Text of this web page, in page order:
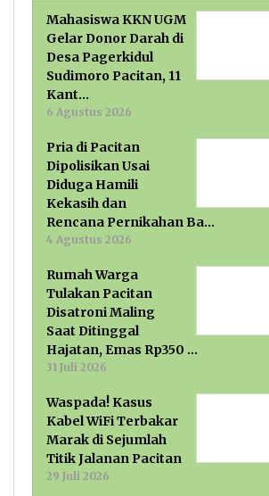
Mahasiswa KKN UGM
Gelar Donor Darah di
Desa Pagerkidul
Sudimoro Pacitan, 11
Kant…
6 Agustus 2026
Pria di Pacitan
Dipolisikan Usai
Diduga Hamili
Kekasih dan
Rencana Pernikahan Ba…
4 Agustus 2026
Rumah Warga
Tulakan Pacitan
Disatroni Maling
Saat Ditinggal
Hajatan, Emas Rp350 …
31 Juli 2026
Waspada! Kasus
Kabel WiFi Terbakar
Marak di Sejumlah
Titik Jalanan Pacitan
29 Juli 2026